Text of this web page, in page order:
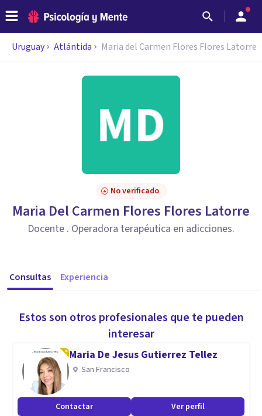
Uruguay Atlántida Maria del Carmen Flores Flores Latorre
No verificado
Maria Del Carmen Flores Flores Latorre
Docente . Operadora terapéutica en adicciones.
Consultas Experiencia
Estos son otros profesionales que te pueden
interesar
Maria De Jesus Gutierrez Tellez
San Francisco
Contactar Ver perfil